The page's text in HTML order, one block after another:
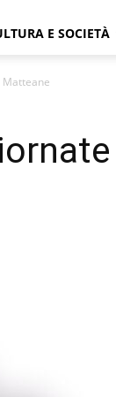
E SOCIETÀ
Matteane